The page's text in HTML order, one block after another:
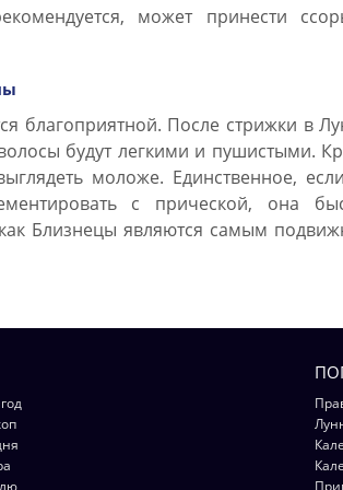
может принести
благоприятной. После стрижки в
будут легкими и пушистыми.
моложе. Единственное,
с прической, она
Близнецы являются самым